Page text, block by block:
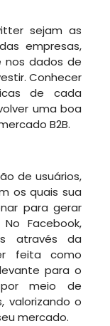
sejam as
empresas,
nos dados de
Conhecer
de cada
uma boa
B2B.
de usuários,
os quais sua
para gerar
Facebook,
através da
feita como
para o
meio de
valorizando o
mercado.